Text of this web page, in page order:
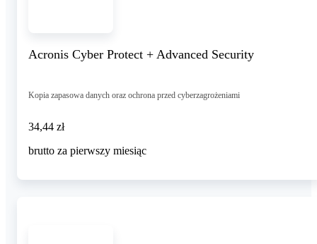
Acronis Cyber Protect + Advanced Security
Kopia zapasowa danych oraz ochrona przed cyberzagrożeniami
34,44 zł
34,44 zł
brutto za pierwszy miesiąc